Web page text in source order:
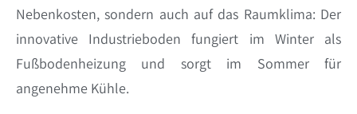
Nebenkosten, sondern auch auf das Raumklima: Der
innovative Industrieboden fungiert im Winter als
Fußbodenheizung und sorgt im Sommer für
angenehme Kühle.